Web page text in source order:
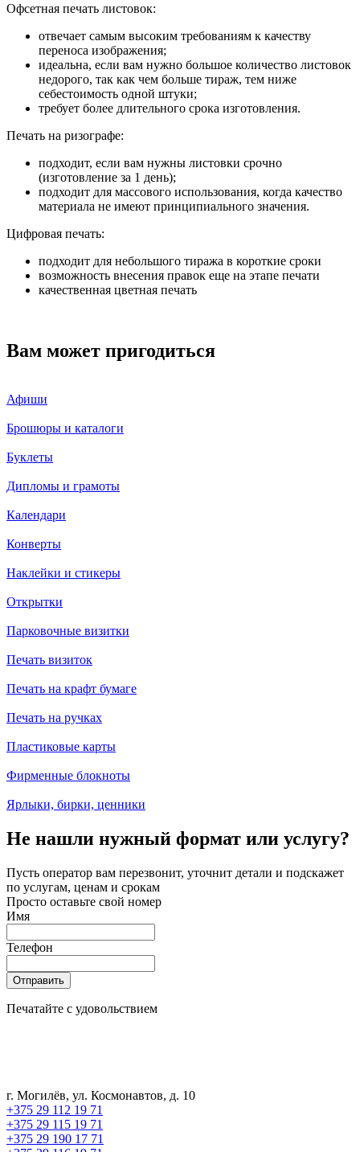
Офсетная печать листовок:
отвечает самым высоким требованиям к качеству
переноса изображения;
идеальна, если вам нужно большое количество листовок
недорого, так как чем больше тираж, тем ниже
себестоимость одной штуки;
требует более длительного срока изготовления.
Печать на ризографе:
подходит, если вам нужны листовки срочно
(изготовление за 1 день);
подходит для массового использования, когда качество
материала не имеют принципиального значения.
Цифровая печать:
подходит для небольшого тиража в короткие сроки
возможность внесения правок еще на этапе печати
качественная цветная печать
Вам может пригодиться
Афиши
Брошюры и каталоги
Буклеты
Дипломы и грамоты
Календари
Конверты
Наклейки и стикеры
Открытки
Парковочные визитки
Печать визиток
Печать на крафт бумаге
Печать на ручках
Пластиковые карты
Фирменные блокноты
Ярлыки, бирки, ценники
Не нашли нужный формат или услугу?
Пусть оператор вам перезвонит, уточнит детали и подскажет
по услугам, ценам и срокам
Просто оставьте свой номер
Имя
Телефон
Отправить
Печатайте с удовольствием
г. Могилёв, ул. Космонавтов, д. 10
+375 29 112 19 71
+375 29 115 19 71
+375 29 190 17 71